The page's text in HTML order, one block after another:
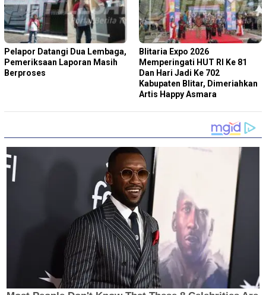
Pelapor Datangi Dua Lembaga,
Pemeriksaan Laporan Masih
Berproses
Blitaria Expo 2026
Memperingati HUT RI Ke 81
Dan Hari Jadi Ke 702
Kabupaten Blitar, Dimeriahkan
Artis Happy Asmara